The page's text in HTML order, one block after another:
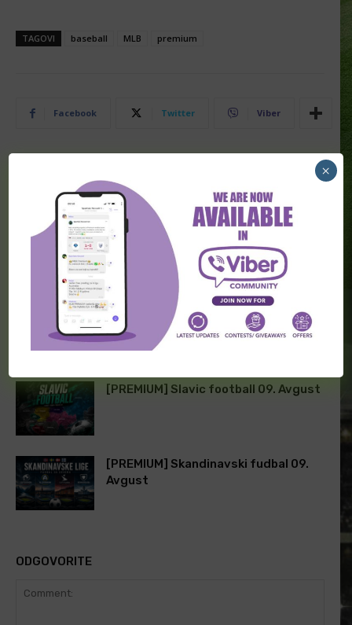
TAGOVI baseball MLB premium
Facebook Twitter Viber
PRETHODNA VEST
Nastavak niza u Centralnoj
Americi nam donosi kvotu
SINGL DANA – ČETVRTAK 14.
POVEZANI ČLANCI
FK TSC / Najava utakmice protiv
Javor Matisa
[PREMIUM] Slavic football 09. Avgust
[PREMIUM] Skandinavski fudbal 09.
Avgust
ODGOVORITE
×